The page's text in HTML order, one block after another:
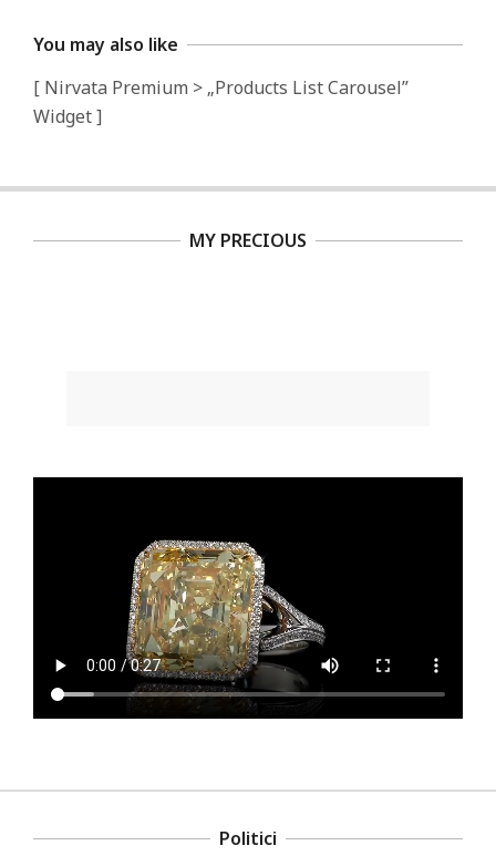
You may also like
[ Nirvata Premium > „Products List Carousel”
Widget ]
MY PRECIOUS
Politici